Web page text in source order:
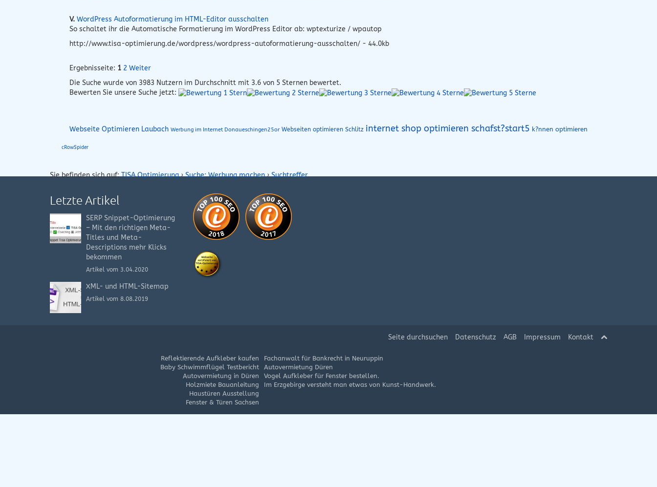
V. WordPress Autoformatierung im HTML-Editor ausschalten
So schaltet ihr die Automatische Formatierung im WordPress Editor ab: wptexturize / wpautop
http://www.tisa-optimierung.de/wordpress/wordpress-autoformatierung-ausschalten/ - 44.0kb
Ergebnisseite: 1 2 Weiter
Die Suche wurde von 3983 Nutzern im Durchschnitt mit 3.6 von 5 Sternen bewertet.
Bewerten Sie unsere Suche jetzt:
Webseite Optimieren Laubach Werbung im Internet Donaueschingen25or Webseiten optimieren Schlitz internet shop optimieren schafst?start5 k?nnen optimieren
cRowSpider
Sie befinden sich auf:TISA Optimierung›Suche: Werbung machen›Suchtreffer
Letzte Artikel
SERP Snippet-Optimierung
– Mit den richtigen Meta-
Titles und Meta-
Descriptions mehr Klicks
bekommen
Artikel vom 3.04.2020
XML- und HTML-Sitemap
Artikel vom 8.08.2019
Seite durchsuchen Datenschutz AGB Impressum Kontakt
Reflektierende Aufkleber kaufen
Baby Schwimmflügel Testbericht
Autovermietung in Düren
Holzmiete Bauanleitung
Haustüren Ausstellung
Fenster & Türen Sachsen
Fachanwalt für Bankrecht in Neuruppin
Autovermietung Düren
Vogel Aufkleber für Fenster bestellen.
Im Erzgebirge versteht man etwas von Kunst-Handwerk.